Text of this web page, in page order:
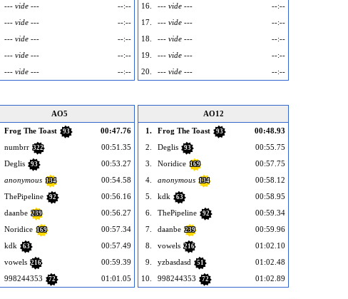
--- vide ---
--:--
--- vide ---
--:--
--- vide ---
--:--
--- vide ---
--:--
--- vide --- --:--
16.
--- vide ---
--:--
17.
--- vide ---
--:--
18.
--- vide ---
--:--
19.
--- vide ---
--:--
20.
--- vide --- --:--
AO5
Frog The Toast 93
00:47.76
numbrr 322
00:51.35
Deglis 93
00:53.27
anonymous 134
00:54.58
ThePipeline 92
00:56.16
daanbe 239
00:56.27
Noridice 169
00:57.34
kdk 63
00:57.49
vowels 216
00:59.39
998244353 72 01:01.05
AO12
1.
Frog The Toast 93
00:48.93
2.
Deglis 93
00:55.75
3.
Noridice 169
00:57.75
4.
anonymous 134
00:58.12
5.
kdk 63
00:58.95
6.
ThePipeline 92
00:59.34
7.
daanbe 239
00:59.96
8.
vowels 216
01:02.10
9.
yzbasdasd 51
01:02.48
10.
998244353 72 01:02.89